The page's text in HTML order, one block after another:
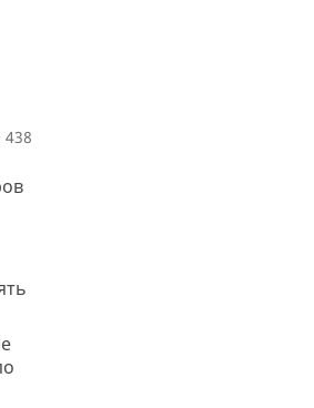
438